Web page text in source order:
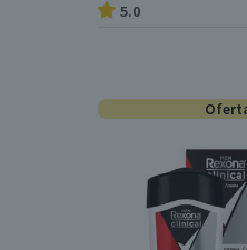
5.0